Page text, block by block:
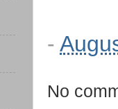
-
No